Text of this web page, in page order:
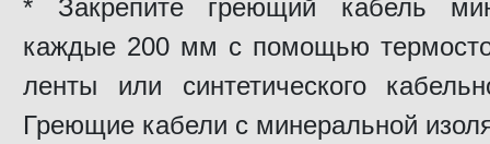
* Закрепите греющий кабель
каждые 200 мм с помощью
ленты или синтетического
Греющие кабели с минеральной